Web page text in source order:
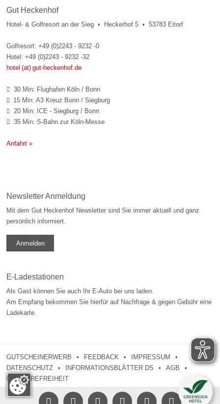
Gut Heckenhof
Hotel- & Golfresort an der Sieg • Heckerhof 5 • 53783 Eitorf
Golfresort: +49 (0)2243 - 9232 -0
Hotel: +49 (0)2243 - 9232 -32
hotel (at) gut-heckenhof.de
 30 Min: Flughafen Köln / Bonn
 15 Min: A3 Kreuz Bonn / Siegburg
 20 Min: ICE - Siegburg / Bonn
 35 Min: S-Bahn zur Köln-Messe
Anfahrt »
Newsletter Anmeldung
Mit dem Gut Heckenhof Newsletter sind Sie immer aktuell und ganz
persönlich informiert.
Anmelden
E-Ladestationen
Als Gast können Sie auch Ihr E-Auto bei uns laden.
Am Empfang bekommen Sie hierfür auf Nachfrage & gegen Gebühr eine
Ladekarte.
GUTSCHEINERWERB FEEDBACK
IMPRESSUM
DATENSCHUTZ
INFORMATIONSBLÄTTER DS
AGB
BARRIEREFREIHEIT
     